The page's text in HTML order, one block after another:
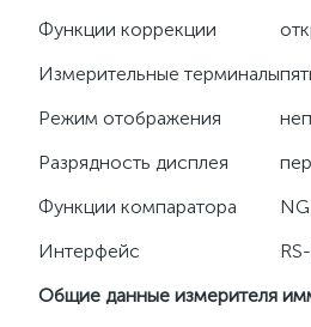
Функции коррекции
Измерительные терминалы
Режим отображения
Разрядность дисплея
Функции компаратора
Интерфейс
Общие данные измерителя